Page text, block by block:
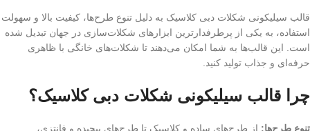
قالب سیلیکونی شکلات دبی کلاسیک به دلیل تنوع طرح‌ها، کیفیت بالا و سهولت
استفاده، به یکی از پرطرفدارترین ابزارهای شکلات‌سازی در جهان تبدیل شده
است. این قالب‌ها به شما امکان می‌دهند تا شکلات‌های خانگی با ظاهری
حرفه‌ای و جذاب تولید کنید.
چرا قالب سیلیکونی شکلات دبی کلاسیک؟
تنوع طرح‌ها: از طرح‌های ساده و کلاسیک تا طرح‌های پیچیده و فانتزی،